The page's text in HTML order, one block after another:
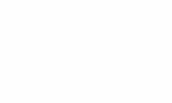
протягом дня. Має приємну
добре, не розтирається та не
фото текстуру та колір, вживу
на дуже і дуже довго. Ціна